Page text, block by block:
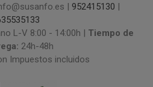
| 952415130 |
L-V 8:00 - 14:00h | Tiempo de
24h-48h
Impuestos incluidos